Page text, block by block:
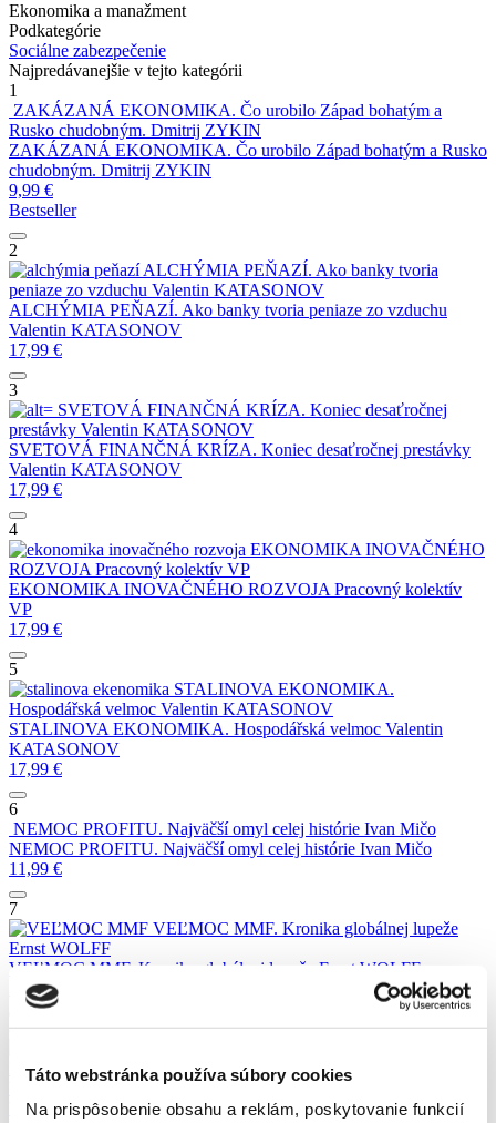
Táto webstránka používa súbory cookies
Na prispôsobenie obsahu a reklám, poskytovanie funkcií
Ekonomika a manažment
Podkategórie
Sociálne zabezpečenie
Najpredávanejšie v tejto kategórii
1
ZAKÁZANÁ EKONOMIKA. Čo urobilo Západ bohatým a
Rusko chudobným. Dmitrij ZYKIN
ZAKÁZANÁ EKONOMIKA. Čo urobilo Západ bohatým a Rusko
chudobným. Dmitrij ZYKIN
9,99 €
Bestseller
2
ALCHÝMIA PEŇAZÍ. Ako banky tvoria
peniaze zo vzduchu Valentin KATASONOV
ALCHÝMIA PEŇAZÍ. Ako banky tvoria peniaze zo vzduchu
Valentin KATASONOV
17,99 €
3
SVETOVÁ FINANČNÁ KRÍZA. Koniec desaťročnej
prestávky Valentin KATASONOV
SVETOVÁ FINANČNÁ KRÍZA. Koniec desaťročnej prestávky
Valentin KATASONOV
17,99 €
4
EKONOMIKA INOVAČNÉHO
ROZVOJA Pracovný kolektív VP
EKONOMIKA INOVAČNÉHO ROZVOJA Pracovný kolektív
VP
17,99 €
5
STALINOVA EKONOMIKA.
Hospodářská velmoc Valentin KATASONOV
STALINOVA EKONOMIKA. Hospodářská velmoc Valentin
KATASONOV
17,99 €
6
NEMOC PROFITU. Najväčší omyl celej histórie Ivan Mičo
NEMOC PROFITU. Najväčší omyl celej histórie Ivan Mičo
11,99 €
7
VEĽMOC MMF. Kronika globálnej lupeže
Ernst WOLFF
VEĽMOC MMF. Kronika globálnej lupeže
Ernst WOLFF
17,99€
8
Ernst WOLFF
VLK Z WALL STREET. Závažnosť finančného systému
WOLFF